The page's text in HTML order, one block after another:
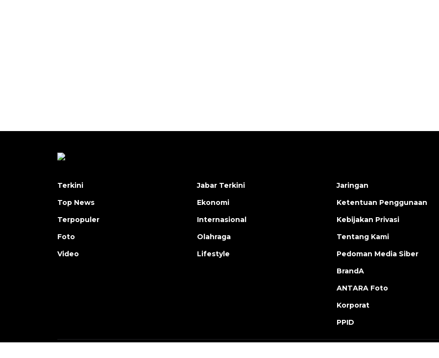
Terkini
Top News
Terpopuler
Foto
Video
Jabar Terkini
Ekonomi
Internasional
Olahraga
Lifestyle
Jaringan
Ketentuan Penggunaan
Kebijakan Privasi
Tentang Kami
Pedoman Media Siber
BrandA
ANTARA Foto
Korporat
PPID